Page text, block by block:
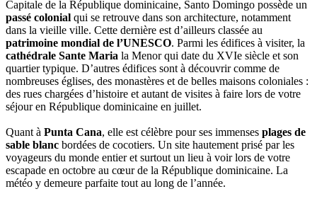
Capitale de la République dominicaine, Santo Domingo possède un
passé colonial qui se retrouve dans son architecture, notamment
dans la vieille ville. Cette dernière est d’ailleurs classée au
patrimoine mondial de l’UNESCO. Parmi les édifices à visiter, la
cathédrale Sante Maria la Menor qui date du XVIe siècle et son
quartier typique. D’autres édifices sont à découvrir comme de
nombreuses églises, des monastères et de belles maisons coloniales :
des rues chargées d’histoire et autant de visites à faire lors de votre
séjour en République dominicaine en juillet.
Quant à Punta Cana, elle est célèbre pour ses immenses plages de
sable blanc bordées de cocotiers. Un site hautement prisé par les
voyageurs du monde entier et surtout un lieu à voir lors de votre
escapade en octobre au cœur de la République dominicaine. La
météo y demeure parfaite tout au long de l’année.